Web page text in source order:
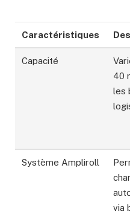
Caractéristiques
Capacité
40
les
Système Ampliroll
via